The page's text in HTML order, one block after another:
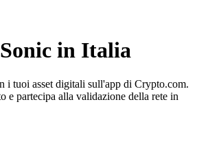
in Italia
i tuoi asset digitali sull'app di Crypto.com.
e partecipa alla validazione della rete in